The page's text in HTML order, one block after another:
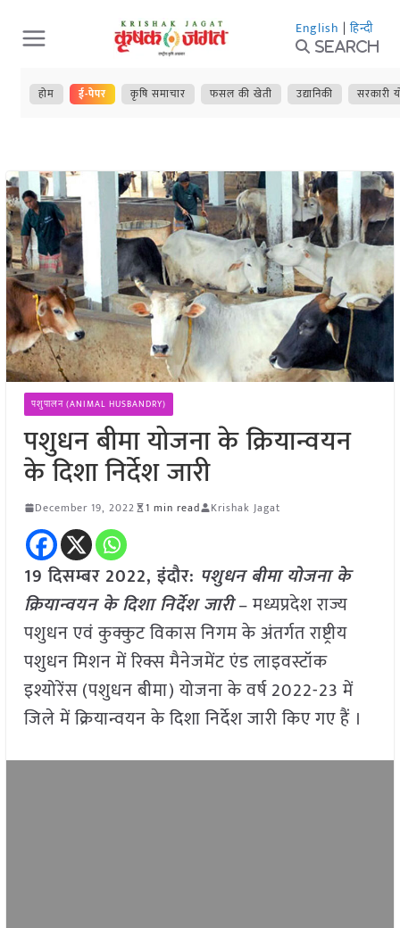
Skip
to
content
English | हिन्दी
Search
होम ई-पेपर कृषि समाचार फसल की खेती उद्यानिकी सरकारी
पशुपालन (ANIMAL HUSBANDRY)
पशुधन बीमा योजना के क्रियान्वयन
के दिशा निर्देश जारी
December 19, 2022 1 min read Krishak Jagat
19 दिसम्बर 2022, इंदौर: पशुधन बीमा योजना के
क्रियान्वयन के दिशा निर्देश जारी– मध्यप्रदेश राज्य
पशुधन एवं कुक्कुट विकास निगम के अंतर्गत राष्ट्रीय
पशुधन मिशन में रिक्स मैनेजमेंट एंड लाइवस्टॉक
इश्योरेंस (पशुधन बीमा) योजना के वर्ष 2022-23 में
जिले में क्रियान्वयन के दिशा निर्देश जारी किए गए हैं ।